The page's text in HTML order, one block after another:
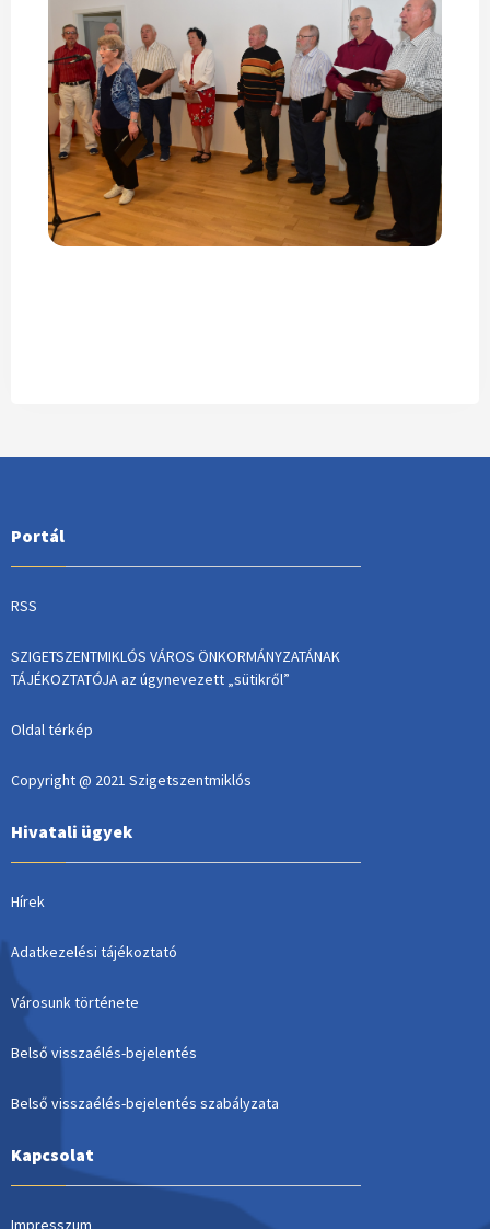
Portál
RSS
SZIGETSZENTMIKLÓS VÁROS ÖNKORMÁNYZATÁNAK
TÁJÉKOZTATÓJA az úgynevezett „sütikről”
Oldal térkép
Copyright @ 2021 Szigetszentmiklós
Hivatali ügyek
Hírek
Adatkezelési tájékoztató
Városunk története
Belső visszaélés-bejelentés
Belső visszaélés-bejelentés szabályzata
Kapcsolat
Impresszum